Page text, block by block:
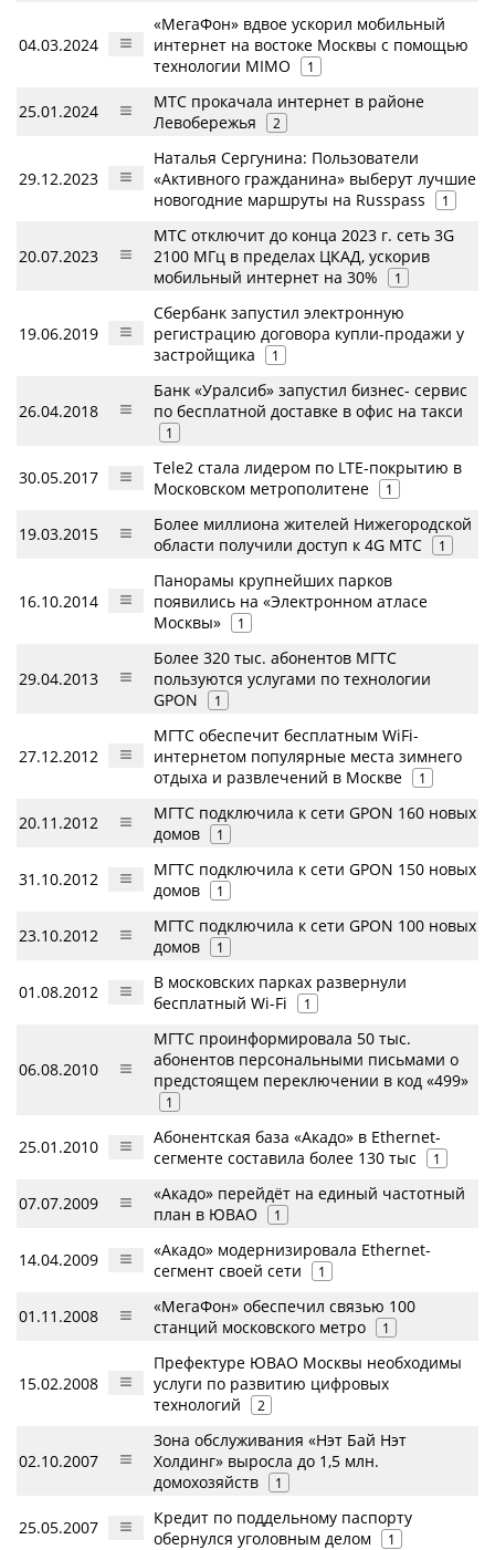
04.03.2024
«МегаФон» вдвое ускорил мобильный
интернет на востоке Москвы с помощью
технологии MIMO
1
25.01.2024
МТС прокачала интернет в районе
Левобережья
2
29.12.2023
Наталья Сергунина: Пользователи
«Активного гражданина» выберут лучшие
новогодние маршруты на Russpass
1
20.07.2023
МТС отключит до конца 2023 г. сеть 3G
2100 МГц в пределах ЦКАД, ускорив
мобильный интернет на 30%
1
19.06.2019
Сбербанк запустил электронную
регистрацию договора купли-продажи у
застройщика
1
26.04.2018
Банк «Уралсиб» запустил бизнес- сервис
по бесплатной доставке в офис на такси
1
30.05.2017
Tele2 стала лидером по LTE-покрытию в
Московском метрополитене
1
19.03.2015
Более миллиона жителей Нижегородской
области получили доступ к 4G МТС
1
16.10.2014
Панорамы крупнейших парков
появились на «Электронном атласе
Москвы»
1
29.04.2013
Более 320 тыс. абонентов МГТС
пользуются услугами по технологии
GPON
1
27.12.2012
МГТС обеспечит бесплатным WiFi-
интернетом популярные места зимнего
отдыха и развлечений в Москве
1
20.11.2012
МГТС подключила к сети GPON 160 новых
домов
1
31.10.2012
МГТС подключила к сети GPON 150 новых
домов
1
23.10.2012
МГТС подключила к сети GPON 100 новых
домов
1
01.08.2012
В московских парках развернули
бесплатный Wi-Fi
1
06.08.2010
МГТС проинформировала 50 тыс.
абонентов персональными письмами о
предстоящем переключении в код «499»
1
25.01.2010
Абонентская база «Акадо» в Ethernet-
сегменте составила более 130 тыс
1
07.07.2009
«Акадо» перейдёт на единый частотный
план в ЮВАО
1
14.04.2009
«Акадо» модернизировала Ethernet-
сегмент своей сети
1
01.11.2008
«МегаФон» обеспечил связью 100
станций московского метро
1
15.02.2008
Префектуре ЮВАО Москвы необходимы
услуги по развитию цифровых
технологий
2
02.10.2007
Зона обслуживания «Нэт Бай Нэт
Холдинг» выросла до 1,5 млн.
домохозяйств
1
25.05.2007
Кредит по поддельному паспорту
обернулся уголовным делом
1